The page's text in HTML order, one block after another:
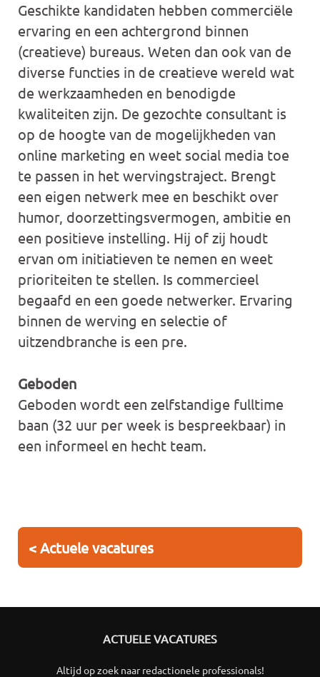
Geschikte kandidaten hebben commerciële
ervaring en een achtergrond binnen
(creatieve) bureaus. Weten dan ook van de
diverse functies in de creatieve wereld wat
de werkzaamheden en benodigde
kwaliteiten zijn. De gezochte consultant is
op de hoogte van de mogelijkheden van
online marketing en weet social media toe
te passen in het wervingstraject. Brengt
een eigen netwerk mee en beschikt over
humor, doorzettingsvermogen, ambitie en
een positieve instelling. Hij of zij houdt
ervan om initiatieven te nemen en weet
prioriteiten te stellen. Is commercieel
begaafd en een goede netwerker. Ervaring
binnen de werving en selectie of
uitzendbranche is een pre.
Geboden
Geboden wordt een zelfstandige fulltime
baan (32 uur per week is bespreekbaar) in
een informeel en hecht team.
< Actuele vacatures
ACTUELE VACATURES
Altijd op zoek naar redactionele professionals!